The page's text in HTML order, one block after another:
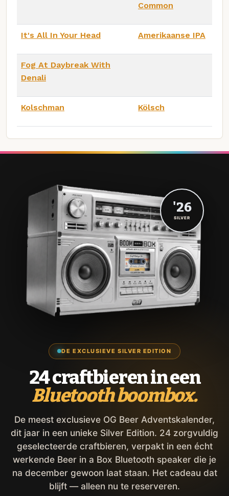
Common
It's All In Your Head Amerikaanse IPA
Fog At Daybreak With
Denali
Kolschman Kölsch
DE EXCLUSIEVE SILVER EDITION
24 craftbieren in een
Bluetooth boombox.
De meest exclusieve OG Beer Adventskalender,
dit jaar in een unieke Silver Edition. 24 zorgvuldig
geselecteerde craftbieren, verpakt in een écht
werkende Beer in a Box Bluetooth speaker die je
na december gewoon laat staan. Het cadeau dat
blijft — alleen nu te reserveren.
'26
SILVER